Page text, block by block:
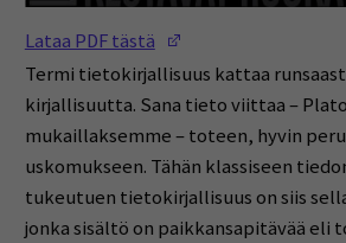
Lataa PDF tästä
Termi tietokirjallisuus kattaa
kirjallisuutta. Sana tieto viittaa –
mukaillaksemme – toteen, hyvin
uskomukseen. Tähän klassiseen
tukeutuen tietokirjallisuus on siis
jonka sisältö on paikkansapitävää eli